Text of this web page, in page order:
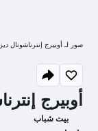
أوبيرج
بيت شباب
صور لـ أوبيرج إنترناشونال